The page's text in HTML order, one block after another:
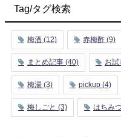
Tag/タグ検索
梅酒 (12) 赤梅酢 (9)
まとめ記事 (40) お試
梅湯 (3) pickup (4)
梅しごと (3) はちみ